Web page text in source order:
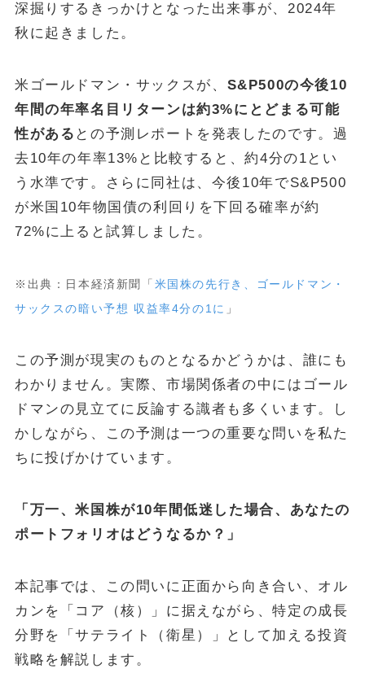
深掘りするきっかけとなった出来事が、2024年
秋に起きました。
米ゴールドマン・サックスが、 S&P500の今後10
年間の年率名目リターンは約3%にとどまる可能
性がある との予測レポートを発表したのです。過
去10年の年率13%と比較すると、約4分の1とい
う水準です。さらに同社は、今後10年でS&P500
が米国10年物国債の利回りを下回る確率が約
72%に上ると試算しました。
※出典：日本経済新聞「 米国株の先行き、ゴールドマン・
サックスの暗い予想 収益率4分の1に 」
この予測が現実のものとなるかどうかは、誰にも
わかりません。実際、市場関係者の中にはゴール
ドマンの見立てに反論する識者も多くいます。し
かしながら、この予測は一つの重要な問いを私た
ちに投げかけています。
「万一、米国株が10年間低迷した場合、あなたの
ポートフォリオはどうなるか？」
本記事では、この問いに正面から向き合い、オル
カンを「コア（核）」に据えながら、特定の成長
分野を「サテライト（衛星）」として加える投資
戦略を解説します。